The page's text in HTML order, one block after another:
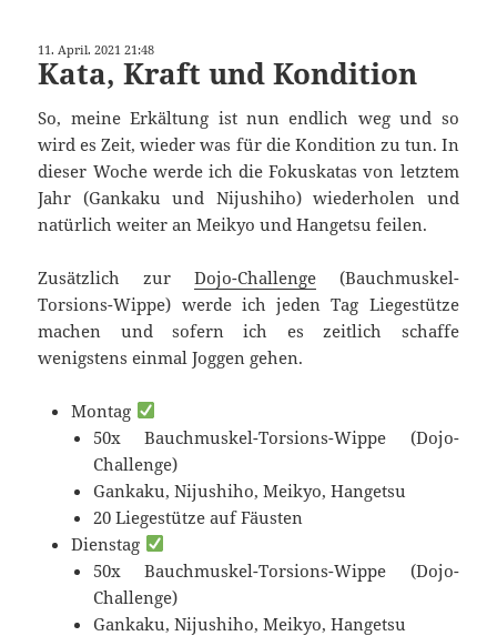
11. April. 2021 21:48
Kata, Kraft und Kondition
So, meine Erkältung ist nun endlich weg und so
wird es Zeit, wieder was für die Kondition zu tun. In
dieser Woche werde ich die Fokuskatas von letztem
Jahr (Gankaku und Nijushiho) wiederholen und
natürlich weiter an Meikyo und Hangetsu feilen.
Zusätzlich zur Dojo-Challenge(Bauchmuskel-
Torsions-Wippe) werde ich jeden Tag Liegestütze
machen und sofern ich es zeitlich schaffe
wenigstens einmal Joggen gehen.
Montag
50x Bauchmuskel-Torsions-Wippe (Dojo-
Challenge)
Gankaku, Nijushiho, Meikyo, Hangetsu
20 Liegestütze auf Fäusten
Dienstag
50x Bauchmuskel-Torsions-Wippe (Dojo-
Challenge)
Gankaku, Nijushiho, Meikyo, Hangetsu